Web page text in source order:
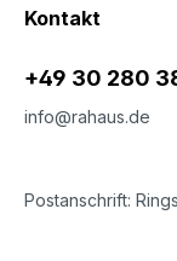
Kontakt
+49 30 280
info@rahaus.de
Postanschrift: